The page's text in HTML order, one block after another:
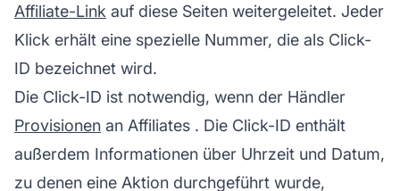
Affiliate-Link auf diese Seiten weitergeleitet. Jeder
Klick erhält eine spezielle Nummer, die als Click-
ID bezeichnet wird.
Die Click-ID ist notwendig, wenn der Händler
Provisionen an Affiliates . Die Click-ID enthält
außerdem Informationen über Uhrzeit und Datum,
zu denen eine Aktion durchgeführt wurde,